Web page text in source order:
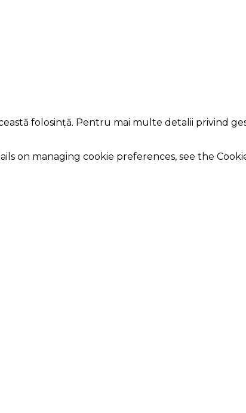
folosință. Pentru mai multe detalii privind
on managing cookie preferences, see the